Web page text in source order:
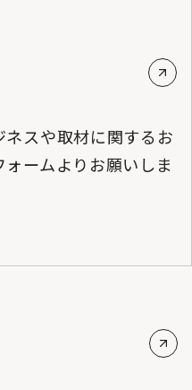
スや取材に関するお
ームよりお願いしま